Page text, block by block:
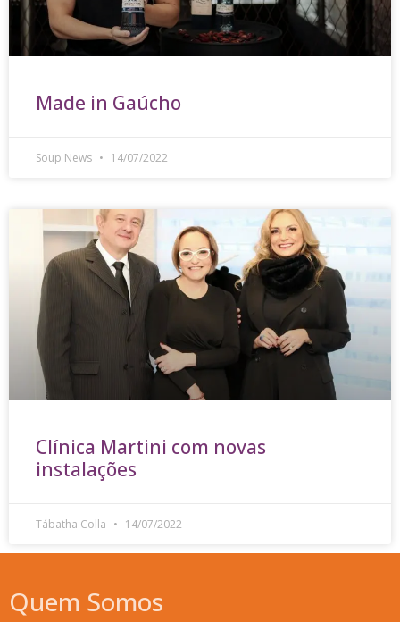
Made in Gaúcho
Soup News 14/07/2022
Clínica Martini com novas
instalações
Tábatha Colla 14/07/2022
Quem Somos